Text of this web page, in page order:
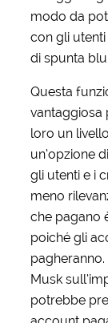
modo da
con gli
di spunta blu.
Questa
vantaggiosa
loro un
un’opzione
gli utenti e i
meno
che pagano
poiché gli
Musk
potrebbe